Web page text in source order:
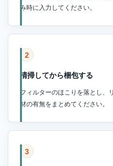
み時に入力してください。
2
清掃してから梱包する
フィルターのほこりを落とし、
材の有無をまとめてください。
3